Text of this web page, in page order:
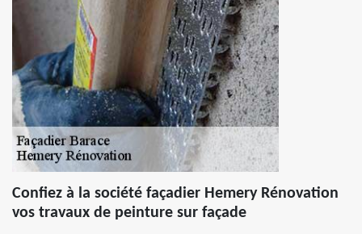
Confiez à la société façadier Hemery Rénovation
vos travaux de peinture sur façade